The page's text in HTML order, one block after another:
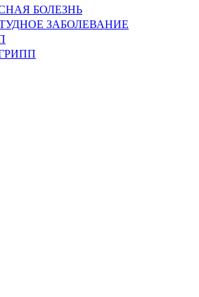
БОЛЕЗНЬ
ЗАБОЛЕВАНИЕ